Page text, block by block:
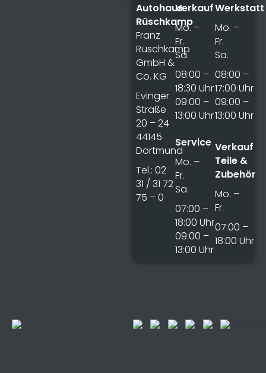
Autohaus
Rüschkamp
Franz
Rüschkamp
GmbH &
Co. KG
Evinger
Straße
20 – 24
44145
Dortmund
Tel.: 02
31 / 31 72
75 – 0
Verkauf
Mo. –
Fr.
Sa.
08:00 –
18:30 Uhr
09:00 –
13:00 Uhr
Service
Mo. –
Fr.
Sa.
07:00 –
18:00 Uhr
09:00 –
13:00 Uhr
Werkstatt
Mo. –
Fr.
Sa.
08:00 –
17:00 Uhr
09:00 –
13:00 Uhr
Verkauf
Teile &
Zubehör
Mo. –
Fr.
07:00 –
18:00 Uhr